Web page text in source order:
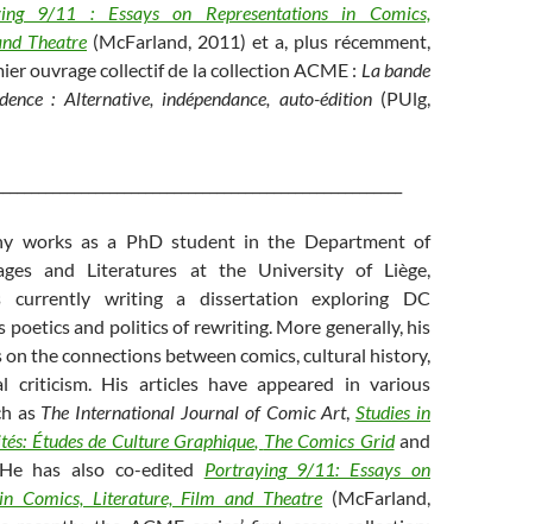
9/11 : Essays on Representations in Comics,
Theatre (McFarland, 2011) et a, plus récemment,
ouvrage collectif de la collection ACME : La bande
: Alternative, indépendance, auto-édition(PUlg,
works as a PhD student in the Department of
and Literatures at the University of Liège,
currently writing a dissertation exploring DC
poetics and politics of rewriting. More generally, his
on the connections between comics, cultural history,
criticism. His articles have appeared in various
as The International Journal of Comic Art,Studies in
Études de Culture Graphique, The Comics Grid and
has also co-edited Portraying 9/11: Essays on
Comics, Literature, Film and Theatre (McFarland,